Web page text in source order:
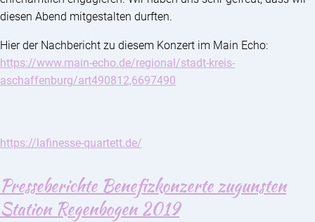
diesen Abend mitgestalten durften.
Hier der Nachbericht zu diesem Konzert im Main Echo:
https://www.main-echo.de/regional/stadt-kreis-
aschaffenburg/art490812,6697490
https://lafinesse-quartett.de/
Presseberichte Benefizkonzerte zugunsten
Station Regenbogen 2019